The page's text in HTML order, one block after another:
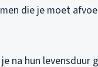
die je moet
na hun levensduur